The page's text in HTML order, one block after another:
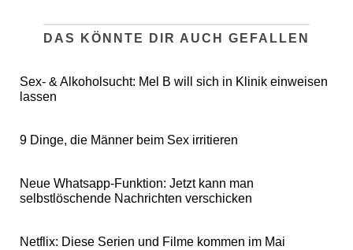
DAS KÖNNTE DIR AUCH GEFALLEN
Sex- & Alkoholsucht: Mel B will sich in Klinik einweisen
lassen
9 Dinge, die Männer beim Sex irritieren
Neue Whatsapp-Funktion: Jetzt kann man
selbstlöschende Nachrichten verschicken
Netflix: Diese Serien und Filme kommen im Mai